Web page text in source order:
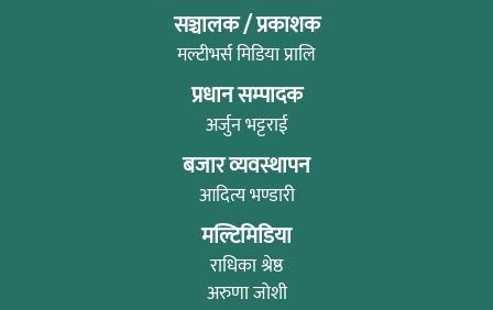
सञ्चालक / प्रकाशक
मल्टीभर्स मिडिया प्रालि
प्रधान सम्पादक
अर्जुन भट्टराई
बजार व्यवस्थापन
आदित्य भण्डारी
मल्टिमिडिया
राधिका श्रेष्ठ
अरुणा जोशी